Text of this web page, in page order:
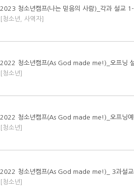
2023 청소년캠프(나는 믿음의 사람)_각과 설교
[청소년, 사역자]
2022 청소년캠프(As God made me!)_오프닝
[청소년]
2022 청소년캠프(As God made me!)_오프닝
[청소년]
2022 청소년캠프(As God made me!)_ 3과설
[청소년]